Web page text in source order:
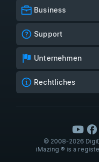
Business
Support
Unternehmen
Rechtliches
© 2008-2026
iMazing ® is a